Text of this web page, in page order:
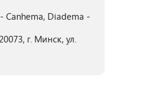
Canhema, Diadema -
г. Минск, ул.